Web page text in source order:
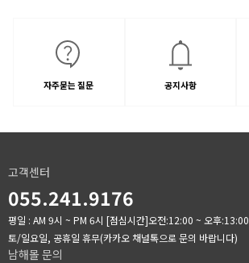
자주묻는 질문 공지사항
고객센터
055.241.9176
평일 : AM 9시 ~ PM 6시 [점심시간]오전:12:00 ~ 오후:13:00
토/일요일, 공휴일 휴무(카카오 채널톡으로 문의 바랍니다)
남해몰 문의